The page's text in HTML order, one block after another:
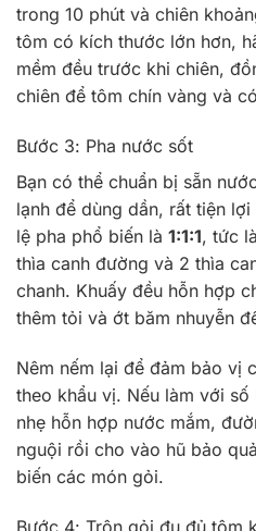
trong 10 phút và chiên
tôm có kích thước lớn hơn,
mềm đều trước khi chiên,
chiên để tôm chín vàng và
Bước 3: Pha nước sốt
Bạn có thể chuẩn bị sẵn
lạnh để dùng dần, rất tiện
lệ pha phổ biến là 1:1:1, tức
thìa canh đường và 2 thìa
chanh. Khuấy đều hỗn hợp
thêm tỏi và ớt băm nhuyễn
Nêm nếm lại để đảm bảo vị
theo khẩu vị. Nếu làm với
nhẹ hỗn hợp nước mắm,
nguội rồi cho vào hũ bảo
biến các món gỏi.
Bước 4: Trộn gỏi đu đủ tôm